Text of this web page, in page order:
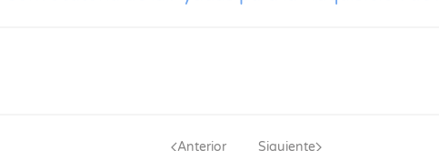
Anterior Siguiente